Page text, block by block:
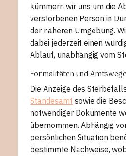
kümmern wir uns um die
verstorbenen Person in
der näheren Umgebung.
dabei jederzeit einen
Ablauf, unabhängig vom
Formalitäten und Amtswege
Die Anzeige des
Standesamt sowie die
notwendiger Dokumente
übernommen. Abhängig
persönlichen Situation
bestimmte Nachweise,